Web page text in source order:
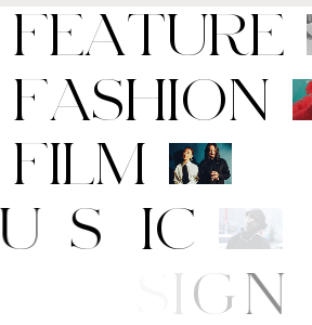
FEATURE
FASHION
FILM
M U IC
E SI